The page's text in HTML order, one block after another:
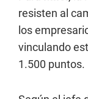
resisten al
los
vinculando
1.500 puntos.